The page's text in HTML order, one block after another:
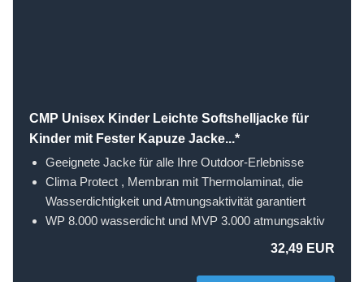
CMP Unisex Kinder Leichte Softshelljacke für
Kinder mit Fester Kapuze Jacke...*
Geeignete Jacke für alle Ihre Outdoor-Erlebnisse
Clima Protect , Membran mit Thermolaminat, die
Wasserdichtigkeit und Atmungsaktivität garantiert
WP 8.000 wasserdicht und MVP 3.000 atmungsaktiv
32,49 EUR